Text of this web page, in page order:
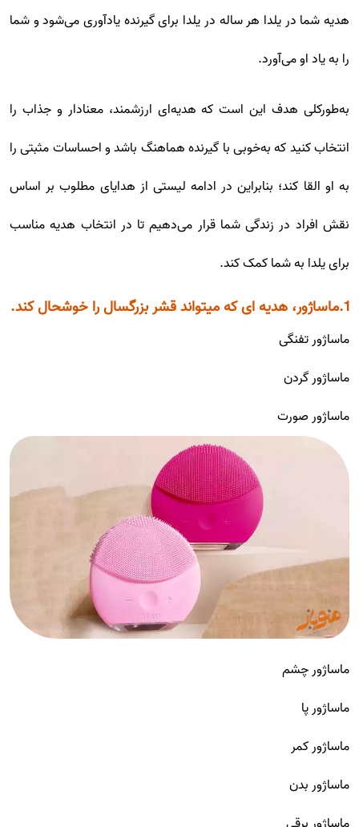
هدیه شما در یلدا هر ساله در یلدا برای گیرنده یادآوری می‌شود و شما
را به یاد او می‌آورد.
به‌طورکلی هدف این است که هدیه‌ای ارزشمند، معنادار و جذاب را
انتخاب کنید که به‌خوبی با گیرنده هماهنگ باشد و احساسات مثبتی را
به او القا کند؛ بنابراین در ادامه لیستی از هدایای مطلوب بر اساس
نقش افراد در زندگی شما قرار می‌دهیم تا در انتخاب هدیه مناسب
برای یلدا به شما کمک کند.
1.ماساژور، هدیه ای که میتواند قشر بزرگسال را خوشحال کند.
ماساژور تفنگی
ماساژور گردن
ماساژور صورت
ماساژور چشم
ماساژور پا
ماساژور کمر
ماساژور بدن